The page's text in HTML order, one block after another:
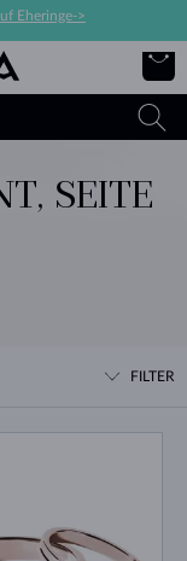
Eheringe->
SEITE
FILTER